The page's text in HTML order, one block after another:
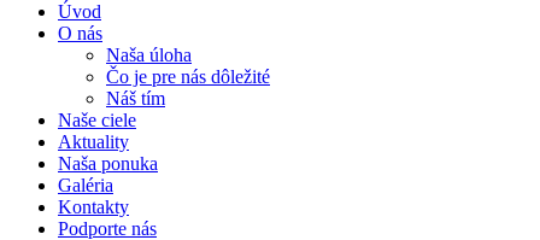
Úvod
O nás
Naša úloha
Čo je pre nás dôležité
Náš tím
Naše ciele
Aktuality
Naša ponuka
Galéria
Kontakty
Podporte nás